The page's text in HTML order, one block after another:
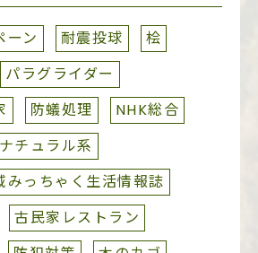
ーン 耐震投球
桧
パラグライダー
防蟻処理
NHK総合
ナチュラル系
みっちゃく生活情報誌
古民家レストラン